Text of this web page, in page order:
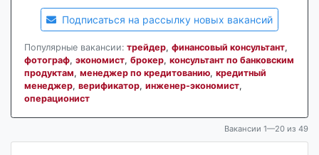
Подписаться на рассылку новых вакансий
Популярные вакансии: трейдер, финансовый консультант,
фотограф, экономист, брокер, консультант по банковским
продуктам, менеджер по кредитованию, кредитный
менеджер, верификатор, инженер-экономист,
операционист
Вакансии 1—20 из 49